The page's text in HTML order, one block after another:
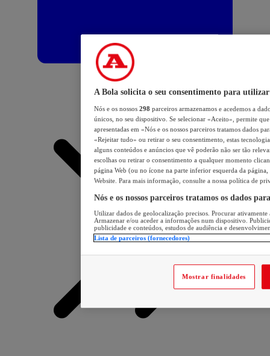
A Bola solicita o seu consentimento para utilizar
Nós e os nossos 298 parceiros armazenamos e acedemos a
únicos, no seu dispositivo. Se selecionar «Aceito», permite
apresentadas em «Nós e os nossos parceiros tratamos dados
«Rejeitar tudo» ou retirar o seu consentimento, estas
alguns conteúdos e anúncios que vê poderão não ser tão
escolhas ou retirar o consentimento a qualquer momento
página Web (ou no ícone na parte inferior esquerda da página,
Website. Para mais informação, consulte a nossa política de
Nós e os nossos parceiros tratamos os dados
Utilizar dados de geolocalização precisos. Procurar
Armazenar e/ou aceder a informações num dispositivo.
publicidade e conteúdos, estudos de audiência e
Lista de parceiros (fornecedores)
Mostrar finalidades